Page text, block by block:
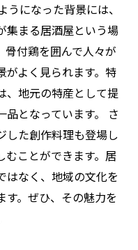
になった背景には、
集まる居酒屋という場
骨付鶏を囲んで人々が
がよく見られます。特
、地元の特産として提
となっています。 さ
した創作料理も登場し
むことができます。居
はなく、地域の文化を
す。ぜひ、その魅力を